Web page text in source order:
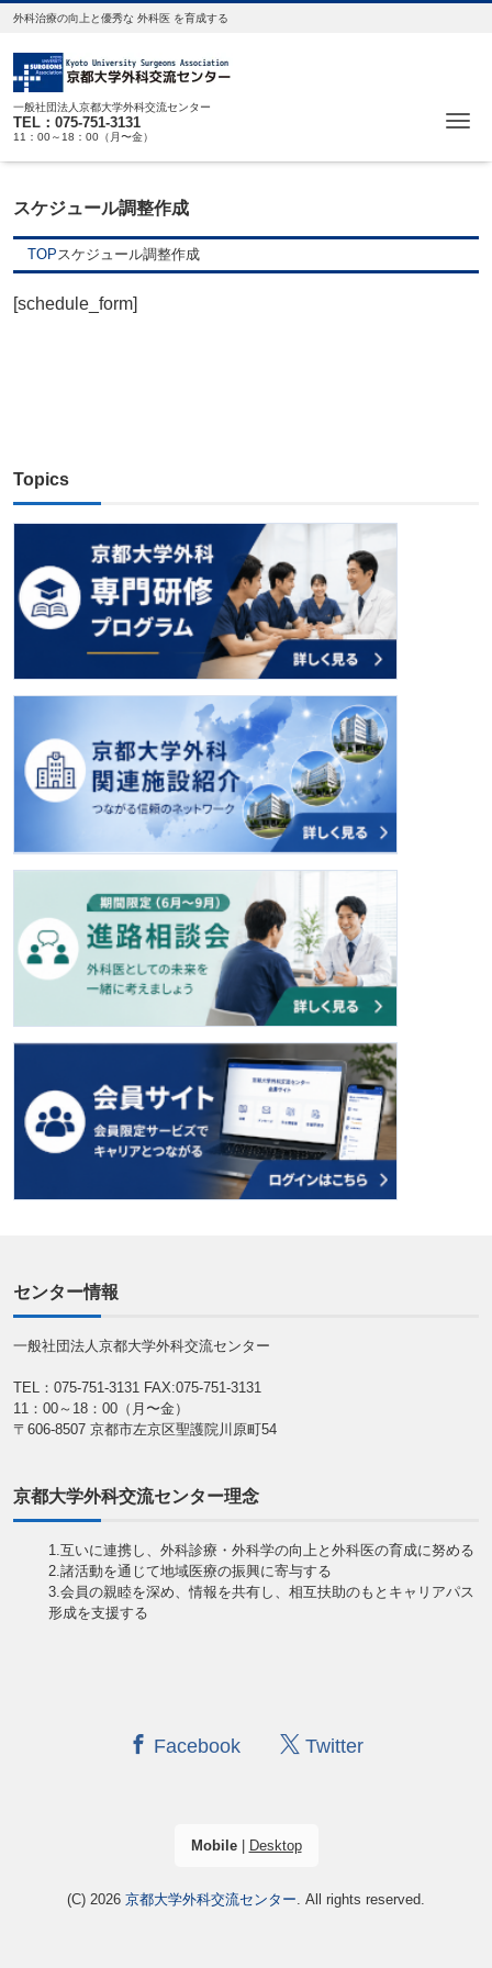
外科治療の向上と優秀な 外科医 を育成する
一般社団法人京都大学外科交流センター
TEL：075-751-3131
11：00～18：00（月〜金）
スケジュール調整作成
TOPスケジュール調整作成
[schedule_form]
Topics
センター情報
一般社団法人京都大学外科交流センター
TEL：075-751-3131 FAX:075-751-3131
11：00～18：00（月〜金）
〒606-8507 京都市左京区聖護院川原町54
京都大学外科交流センター理念
1.互いに連携し、外科診療・外科学の向上と外科医の育成に努める
2.諸活動を通じて地域医療の振興に寄与する
3.会員の親睦を深め、情報を共有し、相互扶助のもとキャリアパス
形成を支援する
Facebook Twitter
Mobile| Desktop
(C) 2026 京都大学外科交流センター. All rights reserved.